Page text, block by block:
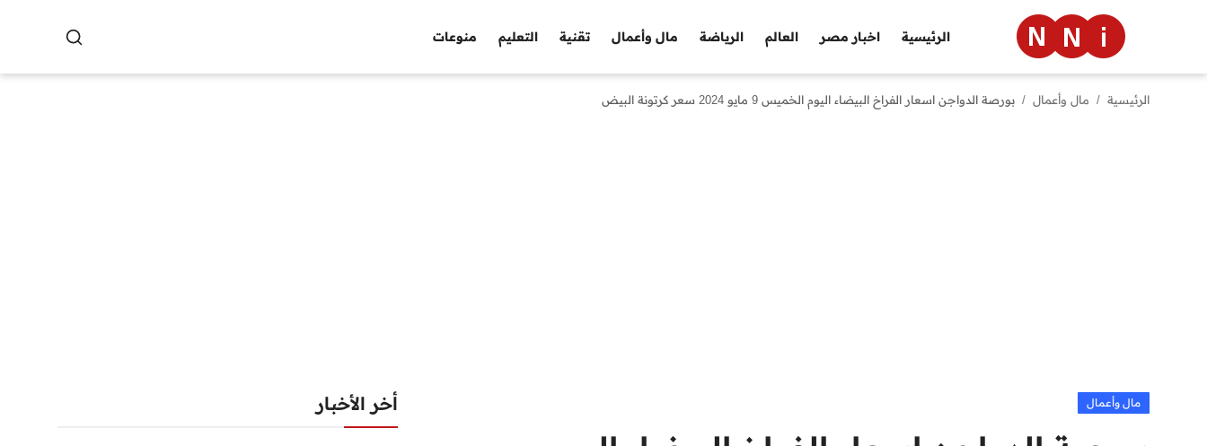
الرئيسية اخبار مصر العالم الرياضة مال وأعمال تقنية التعليم منوعات
منوعات
الرئيسية مال وأعمال بورصة الدواجن اسعار الفراخ البيضاء اليوم الخميس 9 مايو 2024 سعر كرتونة البيض
مال وأعمال أخر الأخبار